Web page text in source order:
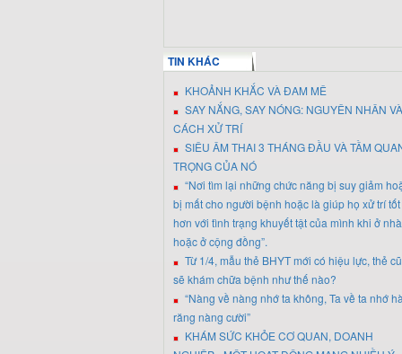
TIN KHÁC
KHOẢNH KHẮC VÀ ĐAM MÊ
SAY NẮNG, SAY NÓNG: NGUYÊN NHÂN VÀ
CÁCH XỬ TRÍ
SIÊU ÂM THAI 3 THÁNG ĐẦU VÀ TẦM
TRỌNG CỦA NÓ
“Nơi tìm lại những chức năng bị suy giảm
bị mất cho người bệnh hoặc là giúp họ xử trí tốt
hơn với tình trạng khuyết tật của mình khi ở nhà
hoặc ở cộng đồng”.
Từ 1/4, mẫu thẻ BHYT mới có hiệu lực, thẻ cũ
sẽ khám chữa bệnh như thế nào?
“Nàng về nàng nhớ ta không, Ta về ta nhớ
răng nàng cười”
KHÁM SỨC KHỎE CƠ QUAN, DOANH